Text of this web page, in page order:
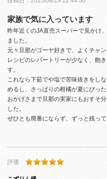
家族で気に入っています
昨年近くのJA直売スーパーで見かけ
ました。
元々旦那がゴーヤ好きで、よくチャ
レシピのレパートリーが少なく、飽
す。
これなら下茹でや塩で苦味抜きをし
めるし、さっぱりの柑橘が夏にぴっ
おかげさまで旦那の実家にもおすそ
した。
ぜひとも廃番にならず、ずっと残っ
評価